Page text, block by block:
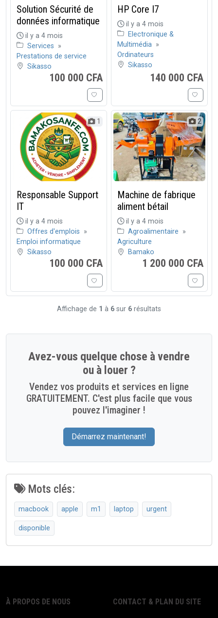
Solution Sécurité de
données informatique
il y a 4 mois
Services »
Prestations de service
Sikasso
100 000 CFA
HP Core I7
il y a 4 mois
Electronique &
Multimédia »
Ordinateurs
Sikasso
140 000 CFA
1
Responsable Support
IT
il y a 4 mois
Offres d'emplois »
Emploi informatique
Sikasso
100 000 CFA
2
Machine de fabrique
aliment bétail
il y a 4 mois
Agroalimentaire »
Agriculture
Bamako
1 200 000 CFA
Affichage de 1 à 6 sur 6 résultats
Avez-vous quelque chose à vendre
ou à louer ?
Vendez vos produits et services en ligne
GRATUITEMENT. C'est plus facile que vous
pouvez l'imaginer !
Démarrez maintenant!
Mots clés:
macbook apple m1 laptop urgent
disponible
À PROPOS DE NOUS CONTACT & PLAN DU SITE